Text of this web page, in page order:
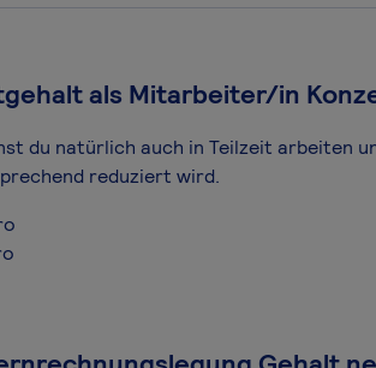
als Mitarbeiter/in
du natürlich auch in Teilzeit arbeiten
reduziert wird.